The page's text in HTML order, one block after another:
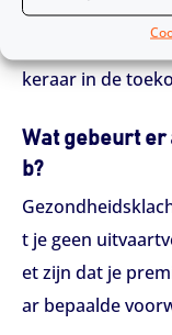
Het eerlijk
t. Verzwijg je
keraar in de
Wat gebeurt
b?
t je geen
et zijn dat je
ar bepaalde